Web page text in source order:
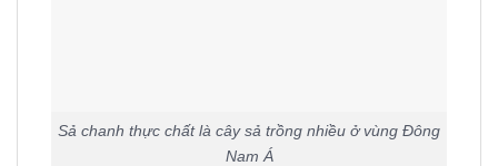
Sả chanh thực chất là cây sả trồng nhiều ở vùng Đông
Nam Á